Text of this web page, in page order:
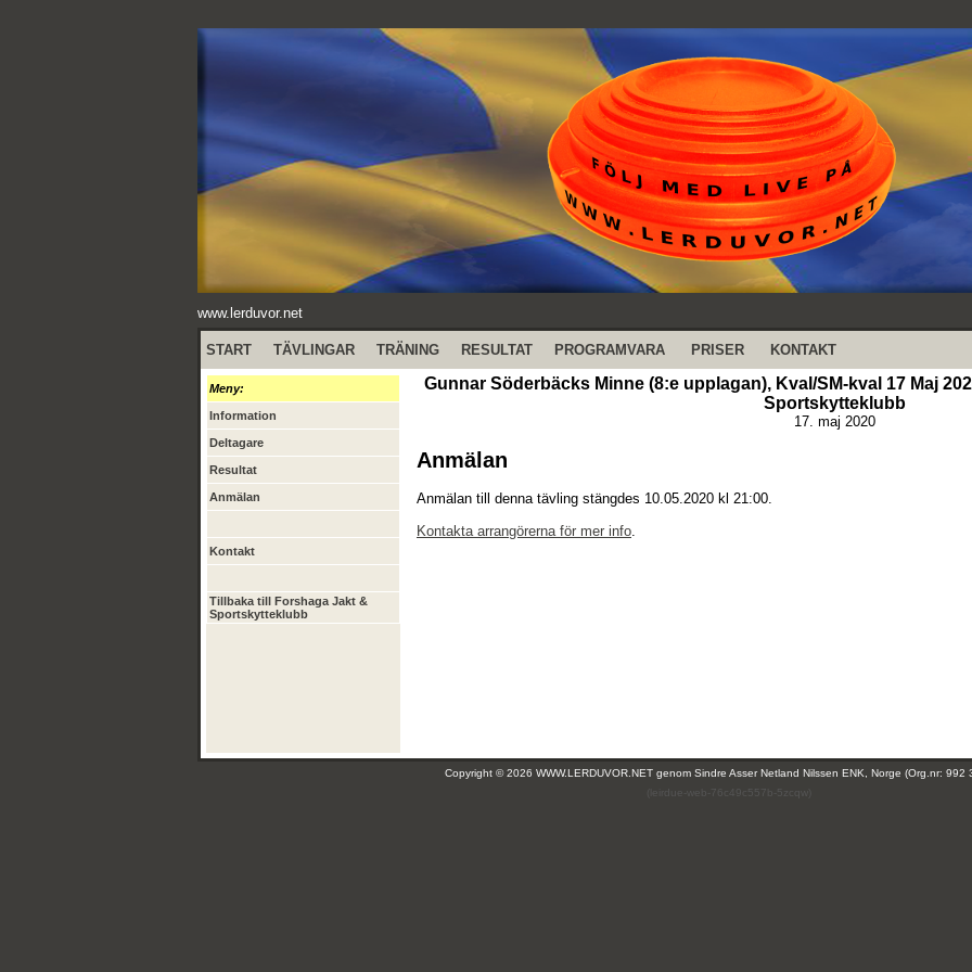
www.lerduvor.net
START TÄVLINGAR TRÄNING RESULTAT PROGRAMVARA PRISER KONTAKT
Meny:
Information
Deltagare
Resultat
Anmälan
Kontakt
Tillbaka till Forshaga Jakt &
Sportskytteklubb
Gunnar Söderbäcks Minne (8:e upplagan), Kval/SM-kval 17 Maj
Sportskytteklubb
17. maj 2020
Anmälan
Anmälan till denna tävling stängdes 10.05.2020 kl 21:00.
Kontakta arrangörerna för mer info.
Copyright © 2026 WWW.LERDUVOR.NET genom Sindre Asser Netland Nilssen ENK, Norge (Org.nr: 992
(leirdue-web-76c49c557b-5zcqw)